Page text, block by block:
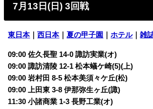
7月13日(日) 3回戦
東日本｜西日本｜夏の甲子園 ｜ホテル｜雑
09:00 佐久長聖 14-0 諏訪実業(オ)
09:00 諏訪清陵 12-1 松本蟻ケ崎(5)(上)
09:00 岩村田 8-5 松本美須々ケ丘(松)
09:00 上田東 3-8 伊那弥生ヶ丘(諏)
11:30 小諸商業 1-3 長野工業(オ)